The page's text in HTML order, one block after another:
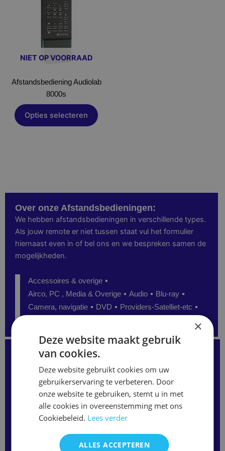
NIET OP VOORRAAD
Afstandsbediening Audiolab
8000s
Opties selecteren
Over onze Afstandsbedieningen:
We hebben afstandsbedieningen in verschillende types.
Als jouw remote er niet tussen staat vul het formulier
hiernaast even in of bel ons en we bespreken samen de
mogelijkheden.
Accessoires & overige
Airco, PC , Media & Overige
Audio
Blu-ray
Camera, navigatie
DVD
Providers-Satelliet-etc
Kunt u de juiste afstandsbediening niet vinden?
Staat uw model niet op onze website?
Neem gerust contact met ons op
of vul het formulier hieronder in.
Wij kunnen vaak alsnog de juiste afstandsbediening
leveren.
Modelnaam
×
Deze website maakt gebruik
van cookies.
Deze website gebruikt cookies om uw
gebruikerservaring te verbeteren. Door
onze website te gebruiken, stemt u in met
alle cookies in overeenstemming met ons
Cookiebeleid. Lees verder
ALLES ACCEPTEREN